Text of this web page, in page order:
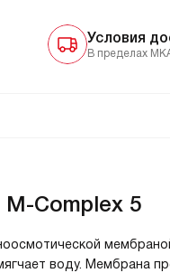
Условия
В пределах
M-Complex 5
воду. Мембрана